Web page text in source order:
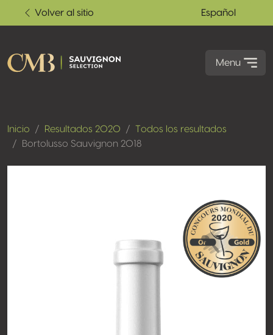
Volver al sitio Español
Menu
Inicio Resultados 2020
Todos los resultados
Bortolusso Sauvignon 2018